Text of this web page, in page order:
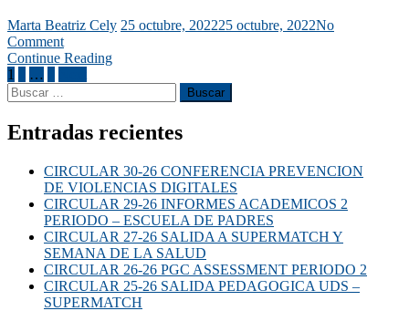
Marta Beatriz Cely 25 octubre, 202225 octubre, 2022No
Comment
Continue Reading
1
…
Entradas recientes
CIRCULAR 30-26 CONFERENCIA PREVENCION
DE VIOLENCIAS DIGITALES
CIRCULAR 29-26 INFORMES ACADEMICOS 2
PERIODO – ESCUELA DE PADRES
CIRCULAR 27-26 SALIDA A SUPERMATCH Y
SEMANA DE LA SALUD
CIRCULAR 26-26 PGC ASSESSMENT PERIODO 2
CIRCULAR 25-26 SALIDA PEDAGOGICA UDS –
SUPERMATCH